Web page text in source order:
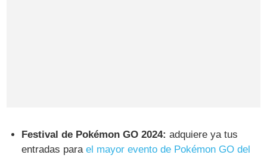
Festival de Pokémon GO 2024: adquiere ya tus
entradas parael mayor evento de Pokémon GO del